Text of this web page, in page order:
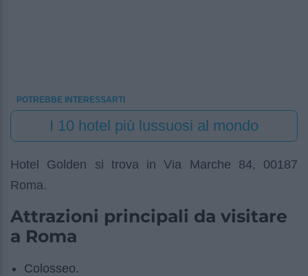
POTREBBE INTERESSARTI
I 10 hotel più lussuosi al mondo
Hotel Golden si trova in Via Marche 84, 00187
Roma.
Attrazioni principali da visitare
a Roma
Colosseo.